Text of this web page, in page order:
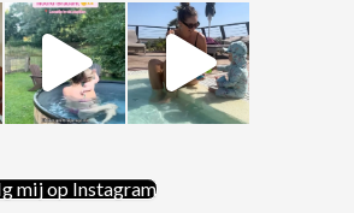
mij op Instagram